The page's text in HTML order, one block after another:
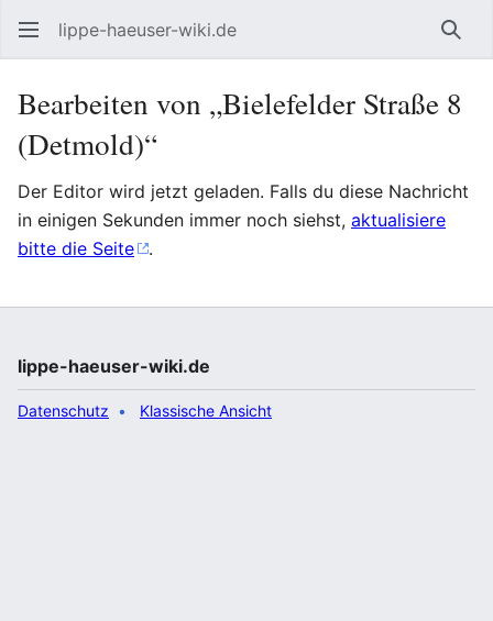
lippe-haeuser-wiki.de
Bearbeiten von „Bielefelder Straße 8
(Detmold)“
Der Editor wird jetzt geladen. Falls du diese Nachricht
in einigen Sekunden immer noch siehst, aktualisiere
bitte die Seite
.
lippe-haeuser-wiki.de
Datenschutz Klassische Ansicht